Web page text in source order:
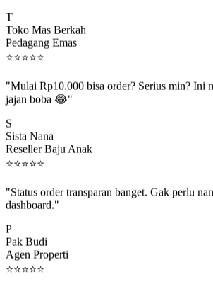
Toko Mas Berkah
Pedagang Emas
⭐⭐⭐⭐⭐
jajan boba 😂"
Sista Nana
Reseller Baju Anak
⭐⭐⭐⭐⭐
dashboard."
Pak Budi
Agen Properti
⭐⭐⭐⭐⭐